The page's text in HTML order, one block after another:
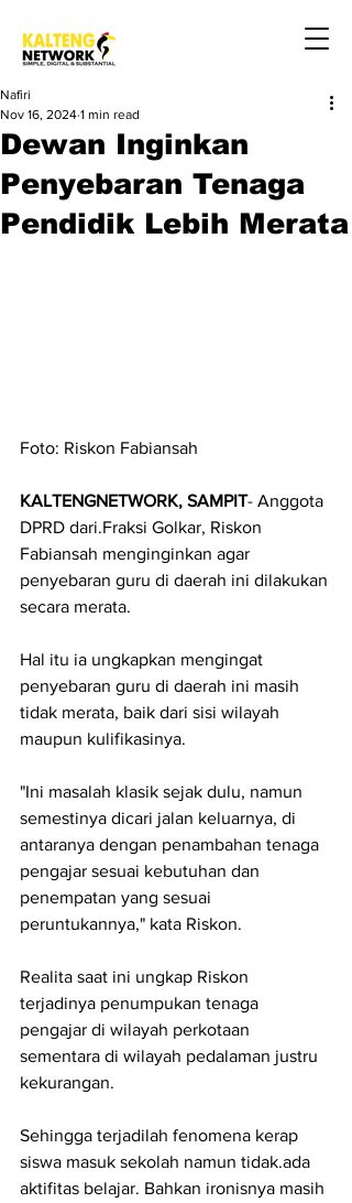
Dewan Inginkan
Penyebaran Tenaga
Pendidik Lebih Merata
Nafiri
Nov 16, 2024 1 min read
Foto: Riskon Fabiansah
KALTENGNETWORK, SAMPIT- Anggota
DPRD dari.Fraksi Golkar, Riskon
Fabiansah menginginkan agar
penyebaran guru di daerah ini dilakukan
secara merata.
Hal itu ia ungkapkan mengingat
penyebaran guru di daerah ini masih
tidak merata, baik dari sisi wilayah
maupun kulifikasinya.
"Ini masalah klasik sejak dulu, namun
semestinya dicari jalan keluarnya, di
antaranya dengan penambahan tenaga
pengajar sesuai kebutuhan dan
penempatan yang sesuai
peruntukannya," kata Riskon.
Realita saat ini ungkap Riskon
terjadinya penumpukan tenaga
pengajar di wilayah perkotaan
sementara di wilayah pedalaman justru
kekurangan.
Sehingga terjadilah fenomena kerap
siswa masuk sekolah namun tidak.ada
aktifitas belajar. Bahkan ironisnya masih